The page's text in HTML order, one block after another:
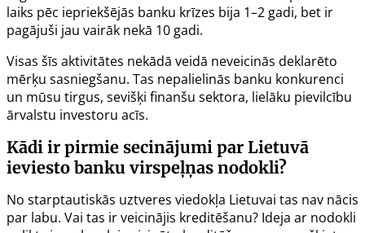
laiks pēc iepriekšējās banku krīzes bija 1–2 gadi, bet ir
pagājuši jau vairāk nekā 10 gadi.
Visas šīs aktivitātes nekādā veidā neveicinās deklarēto
mērķu sasniegšanu. Tas nepalielinās banku konkurenci
un mūsu tirgus, sevišķi finanšu sektora, lielāku pievilcību
ārvalstu investoru acīs.
Kādi ir pirmie secinājumi par Lietuvā
ieviesto banku virspeļņas nodokli?
No starptautiskās uztveres viedokļa Lietuvai tas nav nācis
par labu. Vai tas ir veicinājis kreditēšanu? Ideja ar nodokli